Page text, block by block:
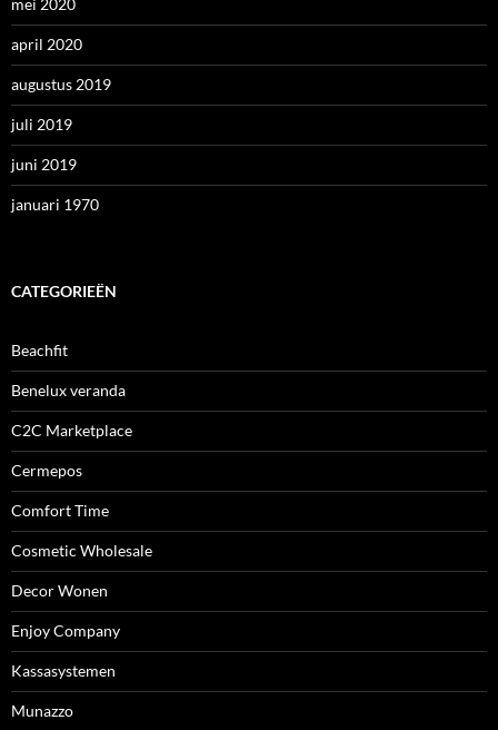
mei 2020
april 2020
augustus 2019
juli 2019
juni 2019
januari 1970
CATEGORIEËN
Beachfit
Benelux veranda
C2C Marketplace
Cermepos
Comfort Time
Cosmetic Wholesale
Decor Wonen
Enjoy Company
Kassasystemen
Munazzo